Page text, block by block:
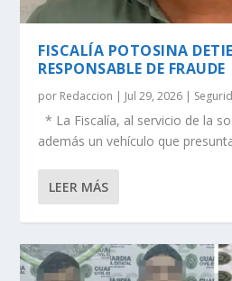
FISCALÍA POTOSINA
RESPONSABLE DE FRAUDE
por Redaccion | Jul 29, 2026 |
* La Fiscalía, al servicio de la
además un vehículo que
LEER MÁS